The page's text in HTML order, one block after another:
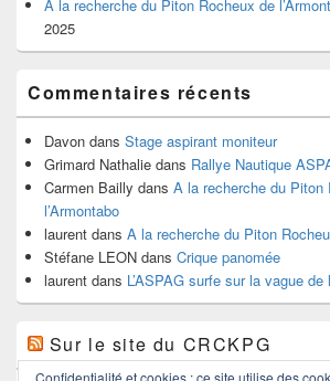
A la recherche du Piton Rocheux de
2025
Commentaires récents
Davon dans Stage aspirant moniteur
Grimard Nathalie dans Rallye Nautique
Carmen Bailly dans A la recherche du Piton
l’Armontabo
laurent dans A la recherche du Piton
Stéfane LEON dans Crique panomée
laurent dans L’ASPAG surfe sur la vague de
Sur le site du CRCKPG
Confidentialité et cookies : ce site utilise des